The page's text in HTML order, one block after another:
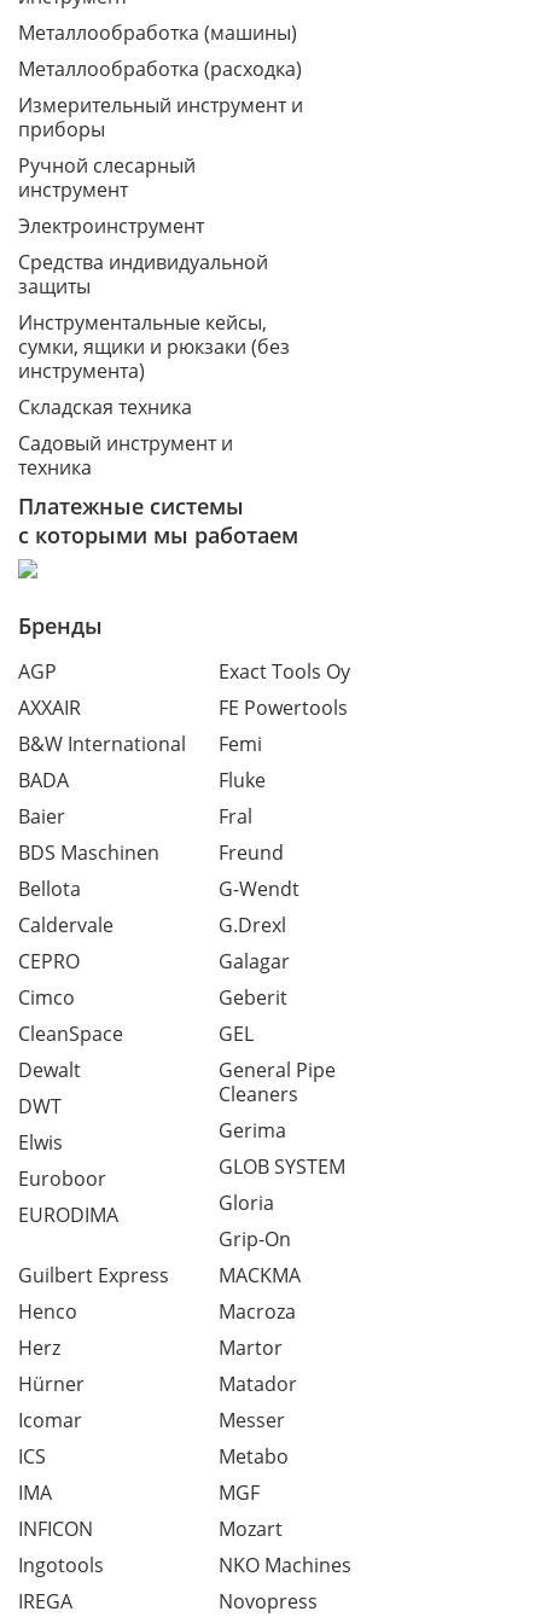
Металлообработка (машины)
Металлообработка (расходка)
Измерительный инструмент и
приборы
Ручной слесарный
инструмент
Электроинструмент
Средства индивидуальной
защиты
Инструментальные кейсы,
сумки, ящики и рюкзаки (без
инструмента)
Складская техника
Садовый инструмент и
техника
Платежные системы
с которыми мы работаем
Бренды
AGP
AXXAIR
B&W International
BADA
Baier
BDS Maschinen
Bellota
Caldervale
CEPRO
Cimco
CleanSpace
Dewalt
DWT
Elwis
Euroboor
EURODIMA
Exact Tools Oy
FE Powertools
Femi
Fluke
Fral
Freund
G-Wendt
G.Drexl
Galagar
Geberit
GEL
General Pipe
Cleaners
Gerima
GLOB SYSTEM
Gloria
Grip-On
Guilbert Express
Henco
Herz
Hürner
Icomar
ICS
IMA
INFICON
Ingotools
IREGA
MACKMA
Macroza
Martor
Matador
Messer
Metabo
MGF
Mozart
NKO Machines
Novopress